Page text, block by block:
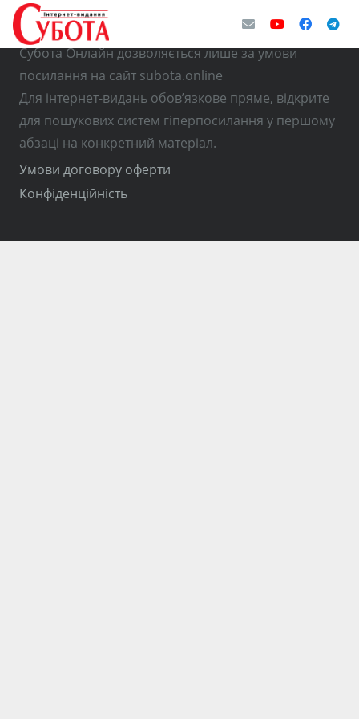
© Використання матеріалів з інтернет-видання
Субота Онлайн дозволяється лише за умови
посилання на сайт subota.online
Для інтернет-видань обов’язкове пряме, відкрите
для пошукових систем гіперпосилання у першому
абзаці на конкретний матеріал.
Умови договору оферти
Конфіденційність